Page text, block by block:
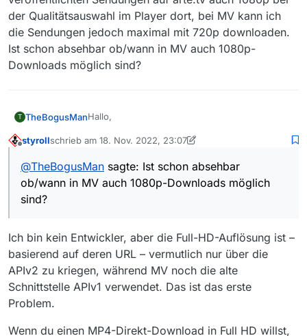
der Qualitätsauswahl im Player dort, bei MV kann ich
die Sendungen jedoch maximal mit 720p downloaden.
Ist schon absehbar ob/wann in MV auch 1080p-
Downloads möglich sind?
T TheBogusManHallo,
zunächst einmal ein großes Lob & Danke für die
das bei mir schon so manches Gigabyte an
Videodaten auf die Festplatte geschaufelt hat.
Nun aber meine Frage: Seit kurzem gibt es bei
neu veröffentlichten Sendungen auf arte.tv
absehbar ob/wann in MV auch 1080p-
Downloads möglich sind?
styrollschrieb am 18. Nov. 2022, 23:07
zuletzt editiert von styroll
@TheBogusMan sagte: Ist schon absehbar
ob/wann in MV auch 1080p-Downloads möglich
sind?
Ich bin kein Entwickler, aber die Full-HD-Auflösung ist –
basierend auf deren URL – vermutlich nur über die
APIv2 zu kriegen, während MV noch die alte
Schnittstelle APIv1 verwendet. Das ist das erste
Problem.
Wenn du einen MP4-Direkt-Download in Full HD willst,